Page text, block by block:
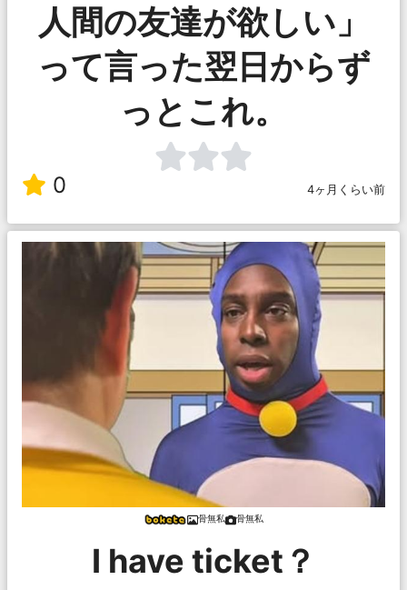
人間の友達が欲しい」
って言った翌日からず
っとこれ。
0 4ヶ月くらい前
骨無私 骨無私
I have ticket？